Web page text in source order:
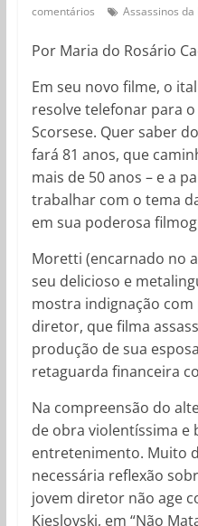
comentários
Assassinos da
Por Maria do Rosário
Em seu novo filme, o
resolve telefonar para
Scorsese. Quer saber
fará 81 anos, que
mais de 50 anos – e a
trabalhar com o tema
em sua poderosa
Moretti (encarnado no
seu delicioso e
mostra indignação
diretor, que filma
produção de sua
retaguarda financeira
Na compreensão do
de obra violentíssima e
entretenimento. Muito
necessária reflexão
jovem diretor não age
Kieslovski, em “Não